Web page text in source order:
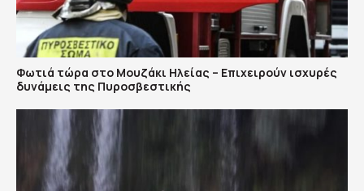
Φωτιά τώρα στο Μουζάκι Ηλείας – Επιχειρούν ισχυρές
δυνάμεις της Πυροσβεστικής